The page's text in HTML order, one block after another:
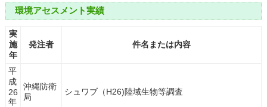
環境アセスメント実績
実
施
年
発注者 件名または内容
平
成
26
年
沖縄防衛
局
シュワブ（H26)陸域生物等調査